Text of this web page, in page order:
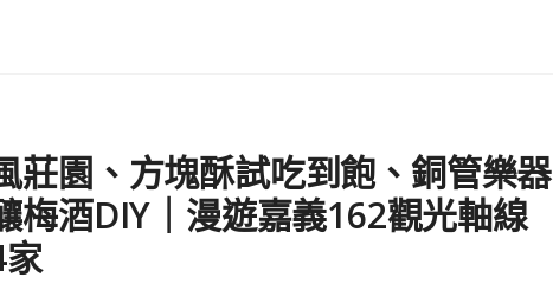
莊園、方塊酥試吃到飽、銅管樂器
梅酒DIY｜漫遊嘉義162觀光軸線